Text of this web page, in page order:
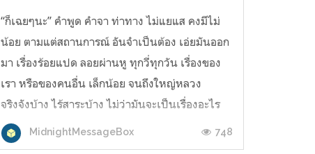
“ก็เฉยๆนะ” คำพูด คำจา ท่าทาง ไม่แยแส คงมีไม่
น้อย ตามแต่สถานการณ์ อันจำเป็นต้อง เอ่ยมันออก
มา เรื่องร้อยแปด ลอยผ่านหู ทุกวี่ทุกวัน เรื่องของ
เรา หรือของคนอื่น เล็กน้อย จนถึงใหญ่หลวง
จริงจังบ้าง ไร้สาระบ้าง ไม่ว่ามันจะเป็นเรื่องอะไร
หรือของใคร . แต่แก่นของเรื่องนี่สิ เราหามันเจอ
แล้วหรือยัง? รับรู้ถึงราย...
MidnightMessageBox 748